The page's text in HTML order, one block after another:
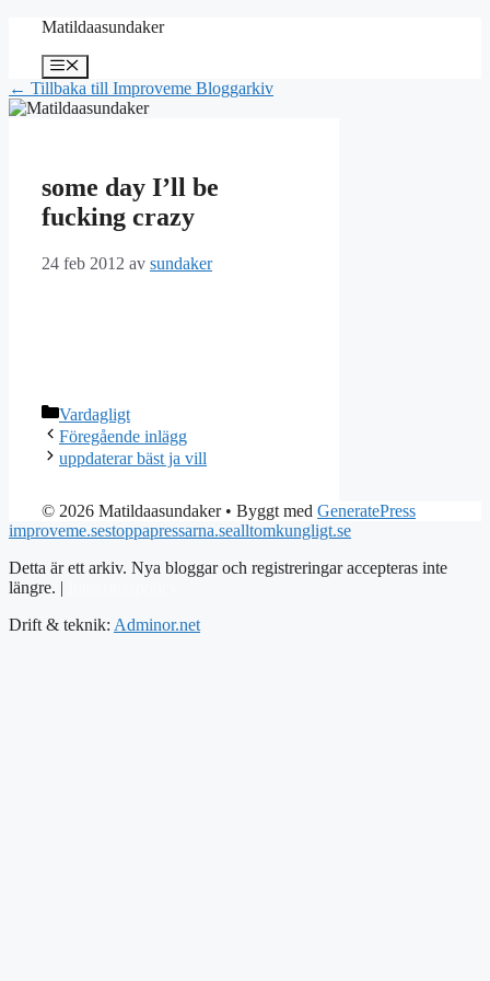
Hoppa
innehåll
Matildaasundaker
Meny
← Tillbaka till Improveme Bloggarkiv
some day I’ll be
fucking crazy
24 feb 2012 av sundaker
Kategorier
Vardagligt
Föregående inlägg
uppdaterar bäst ja vill
© 2026 Matildaasundaker• Byggt med GeneratePress
improveme.sestoppapressarna.sealltomkungligt.se
Detta är ett arkiv. Nya bloggar och registreringar accepteras inte
längre. |
Drift & teknik: Adminor.net